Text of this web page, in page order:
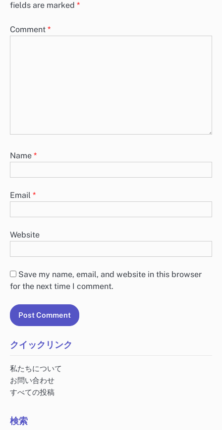
fields are marked *
Comment *
Name *
Email *
Website
Save my name, email, and website in this browser
for the next time I comment.
クイックリンク
私たちについて
お問い合わせ
すべての投稿
検索